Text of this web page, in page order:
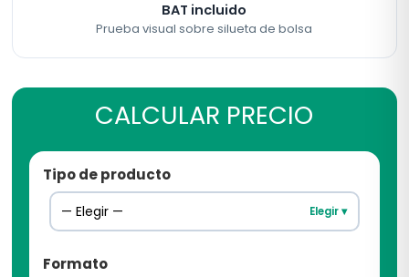
BAT incluido
Prueba visual sobre silueta de bolsa
CALCULAR PRECIO
Tipo de producto
— Elegir — Elegir ▾
Formato